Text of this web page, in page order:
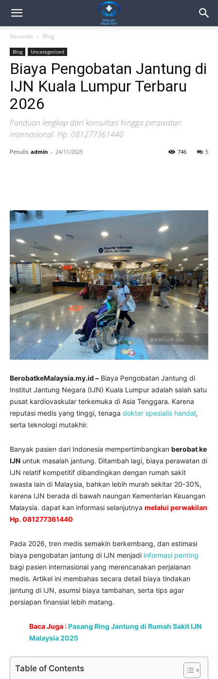
Beranda Blog
Blog Uncategorized
Biaya Pengobatan Jantung di
IJN Kuala Lumpur Terbaru
2026
Panduan lengkap dari konsultasi hingga perawatan
internasional. Hp. 081277361440
Penulis admin - 24/11/2025 5
746
BerobatkeMalaysia.my.id – Biaya Pengobatan Jantung di
Institut Jantung Negara (IJN) Kuala Lumpur adalah salah satu
pusat kardiovaskular terkemuka di Asia Tenggara. Karena
reputasi medis yang tinggi, tenaga dokter spesialis handal,
serta teknologi mutakhir.
Banyak pasien dari Indonesia mempertimbangkan berobat ke
IJN untuk masalah jantung. Ditambah lagi, biaya perawatan di
IJN relatif kompetitif dibandingkan dengan rumah sakit
swasta lain di Malaysia, bahkan lebih murah sekitar 20-30%,
karena IJN berada di bawah naungan Kementerian Keuangan
Malaysia. dapat kan informasi selanjutnya melalui perwakilan
Hp. 081277361440
Pada 2026, tren medis semakin berkembang, dan estimasi
biaya pengobatan jantung di IJN menjadi informasi penting
bagi pasien internasional yang merencanakan perjalanan
medis. Artikel ini membahas secara detail biaya tindakan
jantung di IJN, asumsi biaya tambahan, serta tips agar
persiapan finansial lebih matang.
Baca Juga :Pasang Ring Jantung di Rumah Sakit IJN
Malaysia 2025
Table of Contents